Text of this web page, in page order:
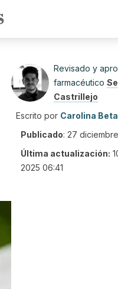
Revisado y
farmacéutico
Castrillejo
Escrito por Carolina
Publicado: 27
Última actualización:
2025 06:41